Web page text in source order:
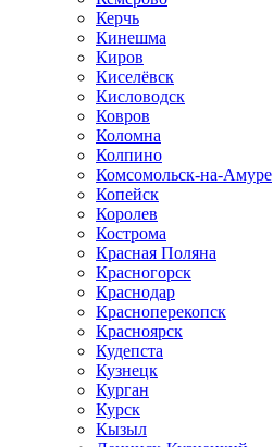
Керчь
Кинешма
Киров
Киселёвск
Кисловодск
Ковров
Коломна
Колпино
Комсомольск-на-Амуре
Копейск
Королев
Кострома
Красная Поляна
Красногорск
Краснодар
Красноперекопск
Красноярск
Кудепста
Кузнецк
Курган
Курск
Кызыл